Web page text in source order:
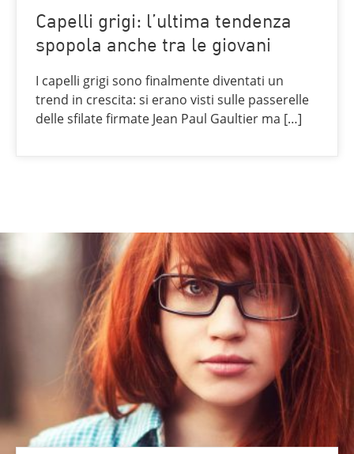
Capelli grigi: l’ultima tendenza
spopola anche tra le giovani
I capelli grigi sono finalmente diventati un
trend in crescita: si erano visti sulle passerelle
delle sfilate firmate Jean Paul Gaultier ma […]